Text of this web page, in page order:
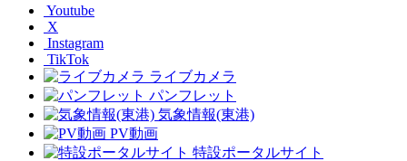
Youtube
X
Instagram
TikTok
ライブカメラ
パンフレット
気象情報(東港)
PV動画
特設ポータルサイト